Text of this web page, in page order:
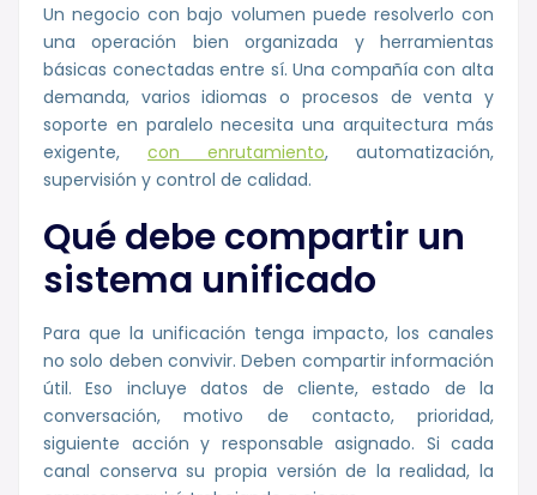
Un negocio con bajo volumen puede resolverlo con
una operación bien organizada y herramientas
básicas conectadas entre sí. Una compañía con alta
demanda, varios idiomas o procesos de venta y
soporte en paralelo necesita una arquitectura más
exigente, con enrutamiento, automatización,
supervisión y control de calidad.
Qué debe compartir un
sistema unificado
Para que la unificación tenga impacto, los canales
no solo deben convivir. Deben compartir información
útil. Eso incluye datos de cliente, estado de la
conversación, motivo de contacto, prioridad,
siguiente acción y responsable asignado. Si cada
canal conserva su propia versión de la realidad, la